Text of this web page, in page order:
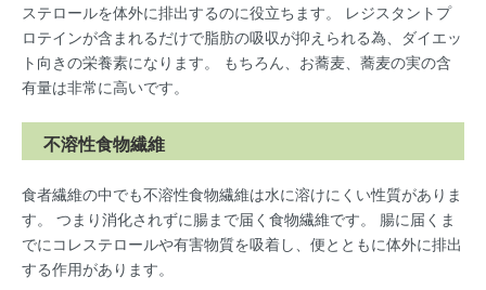
ステロールを体外に排出するのに役立ちます。 レジスタントプ
ロテインが含まれるだけで脂肪の吸収が抑えられる為、ダイエッ
ト向きの栄養素になります。 もちろん、お蕎麦、蕎麦の実の含
有量は非常に高いです。
不溶性食物繊維
食者繊維の中でも不溶性食物繊維は水に溶けにくい性質がありま
す。 つまり消化されずに腸まで届く食物繊維です。 腸に届くま
でにコレステロールや有害物質を吸着し、便とともに体外に排出
する作用があります。